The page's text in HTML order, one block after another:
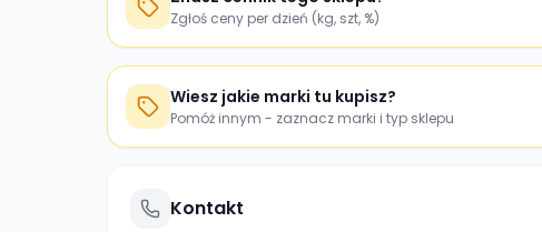
Zgłoś ceny per dzień (kg, szt, %)
Wiesz jakie marki tu kupisz?
Pomóż innym - zaznacz marki i typ sklepu
Kontakt